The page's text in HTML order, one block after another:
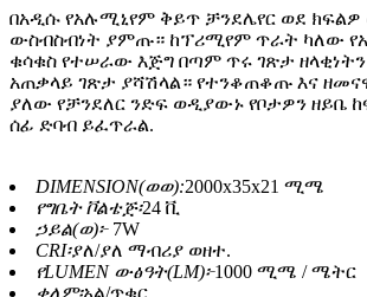
በአዲሱ የአሉሚኒየም ቅይጥ ቻንደሌየር ወደ ክፍልዎ
ውስብስብነት ያምጡ። ከፕሪሚየም ጥራት ካለው
ቁሳቁስ የተሠራው እጅግ በጣም ጥሩ ገጽታ
አጠቃላይ ገጽታ ያሻሽላል። የተንቆጠቆጡ እና
ያለው የቻንደለር ንድፍ ወዲያውኑ የቦታዎን ዘይቤ
ሰፊ ድባብ ይፈጥራል.
DIMENSION(ወወ):2000x35x21 ሚሜ
የግቤት ቮልቴጅ፡24 ቪ
ኃይል(ወ)፦7W
CRI፡ያለ/ያለ ማብሪያ ወዘተ.
የLUMEN ውፅዓት(LM)፦1000 ሚሜ / ሜትር